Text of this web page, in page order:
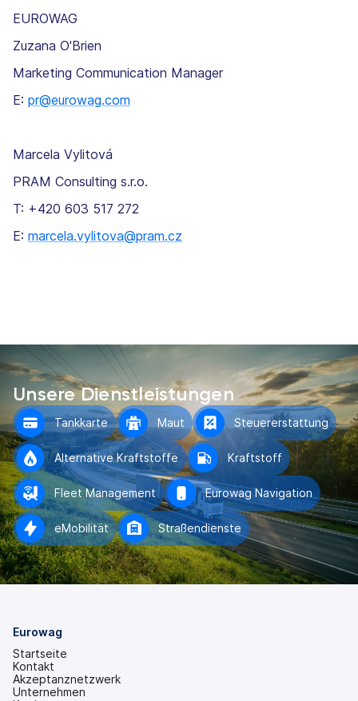
EUROWAG
Zuzana O'Brien
Marketing Communication Manager
E: pr@eurowag.com
Marcela Vylitová
PRAM Consulting s.r.o.
T: +420 603 517 272
E: marcela.vylitova@pram.cz
Unsere Dienstleistungen
Tankkarte Maut Steuererstattung
Alternative Kraftstoffe Kraftstoff
Fleet Management Eurowag Navigation
eMobilität Straßendienste
Eurowag
Startseite
Kontakt
Akzeptanznetzwerk
Unternehmen